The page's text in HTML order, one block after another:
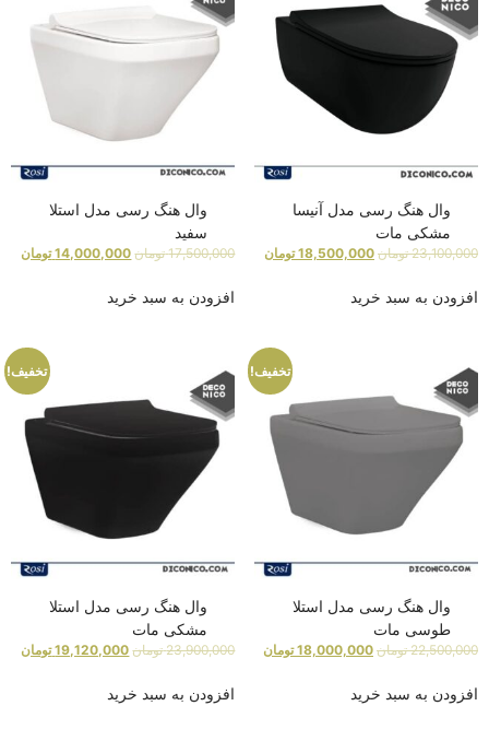
وال هنگ رسی مدل آنیسا
مشکی مات
23,100,000 تومان 18,500,000 تومان
افزودن به سبد خرید
وال هنگ رسی مدل استلا
سفید
17,500,000 تومان 14,000,000 تومان
افزودن به سبد خرید
تخفیف!
وال هنگ رسی مدل استلا
طوسی مات
22,500,000 تومان 18,000,000 تومان
افزودن به سبد خرید
تخفیف!
وال هنگ رسی مدل استلا
مشکی مات
23,900,000 تومان 19,120,000 تومان
افزودن به سبد خرید